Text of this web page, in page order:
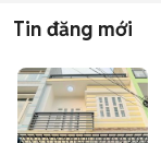
Tin đăng mới